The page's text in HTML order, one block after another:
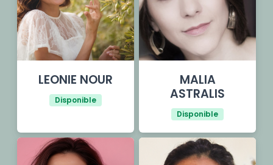
LEONIE NOUR
Disponible
MALIA
ASTRALIS
Disponible